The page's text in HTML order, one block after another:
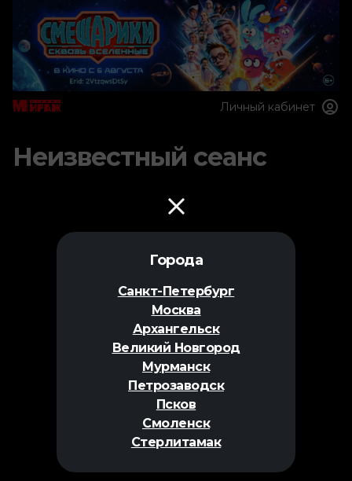
Города
Санкт-Петербург
Москва
Архангельск
Великий Новгород
Мурманск
Петрозаводск
Псков
Смоленск
Стерлитамак
Личный кабинет
Неизвестный сеанс